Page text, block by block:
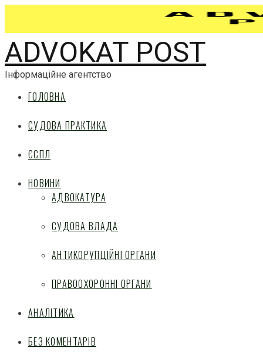
ADVOKAT POST
Інформаційне агентство
ГОЛОВНА
СУДОВА ПРАКТИКА
ЄСПЛ
НОВИНИ
АДВОКАТУРА
СУДОВА ВЛАДА
АНТИКОРУПЦІЙНІ ОРГАНИ
ПРАВООХОРОННІ ОРГАНИ
АНАЛІТИКА
БЕЗ КОМЕНТАРІВ